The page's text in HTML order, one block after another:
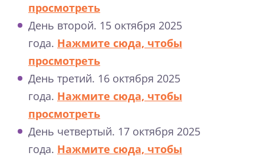
просмотреть
День второй. 15 октября 2025
года. Нажмите сюда, чтобы
просмотреть
День третий. 16 октября 2025
года. Нажмите сюда, чтобы
просмотреть
День четвертый. 17 октября 2025
года. Нажмите сюда, чтобы